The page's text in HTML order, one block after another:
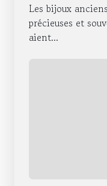
Les bijoux
précieuses et
aient...